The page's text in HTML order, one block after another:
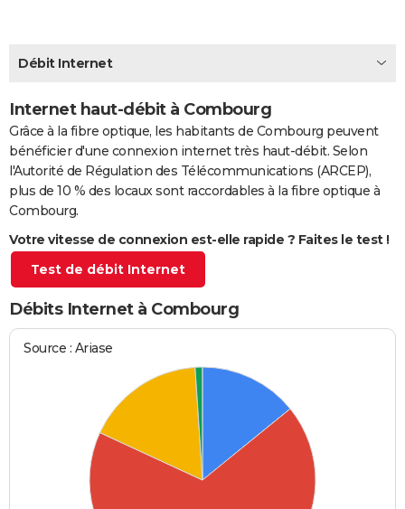
GUIDES D'ACHAT
CARTE DE VOEUX
Carte de Noël
Carte Bonne année
Carte Saint-Valentin
Carte Pâques
Carte d'anniversaire
DICTIONNAIRE
Biographies
Expressions
PROGRAMME TV
COPAINS D'AVANT
S'inscrire
Se connecter
Lycées
Collèges
Primaires
Universités
Entreprises
Service militaire
Avis de recherche
AVIS DE DÉCÈS
FORUM
Bricolage
Lifestyle
Culture
Sport
Auto
Television
Voyage
Cinema
Débit Internet
Internet haut-débit à Combourg
Grâce à la fibre optique, les habitants de Combourg peuvent
bénéficier d'une connexion internet très haut-débit. Selon
l'Autorité de Régulation des Télécommunications (ARCEP),
plus de 10 % des locaux sont raccordables à la fibre optique à
Combourg.
Votre vitesse de connexion est-elle rapide ? Faites le test !
Test de débit Internet
Débits Internet à Combourg
Source : Ariase